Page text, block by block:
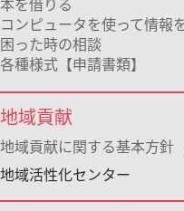
コンピュータを使って情報
困った時の相談
各種様式【申請書類】
地域貢献
地域貢献に関する基本方針
地域活性化センター